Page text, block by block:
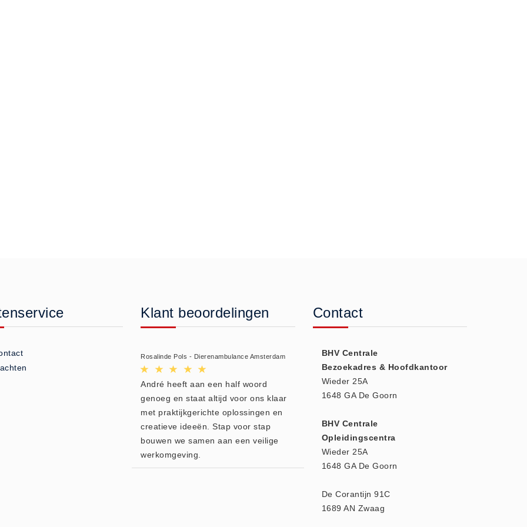
Klant beoordelingen
Rosalinde Pols - Dierenambulance Amsterdam
André heeft aan een half woord
genoeg en staat altijd voor ons klaar
met praktijkgerichte oplossingen en
creatieve ideeën. Stap voor stap
bouwen we samen aan een veilige
werkomgeving.
Contact
BHV Centrale
Bezoekadres & Hoofdkantoor
Wieder 25A
1648 GA De Goorn
BHV Centrale
Opleidingscentra
Wieder 25A
1648 GA De Goorn
De Corantijn 91C
1689 AN Zwaag